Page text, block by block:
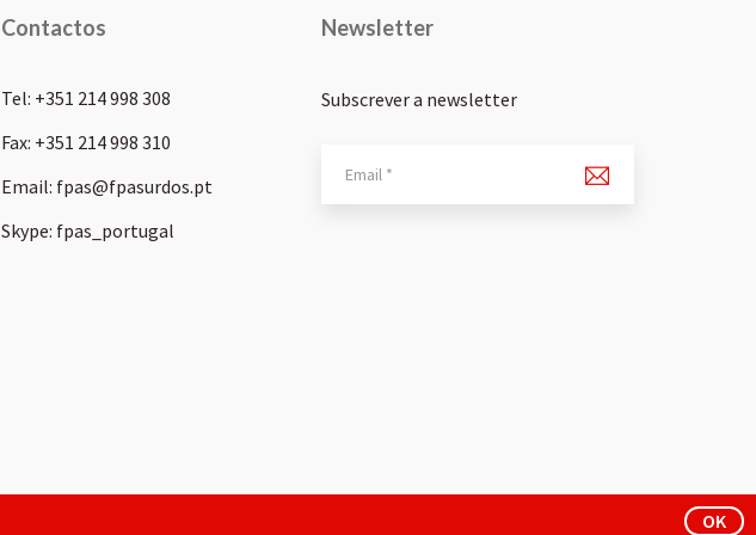
OK
Contactos
Tel: +351 214 998 308
Fax: +351 214 998 310
Email: fpas@fpasurdos.pt
Skype: fpas_portugal
Newsletter
Subscrever a newsletter